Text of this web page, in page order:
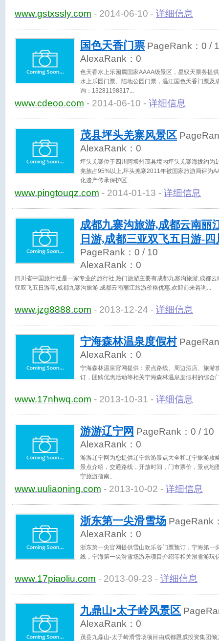
www.gstxssly.com - 2014-06-10 - 详细信息
国色天香门票 PageRank： 0 /
AlexaRank： 0
色天香水上乐园属国家AAAA级景区，星驭天票务提
水上乐园门票、陆地公园门票，温江国色天香门票及
询：13281198317
www.cdeoo.com - 2014-06-10 - 详细信息
茂县坪头羌寨风景区
AlexaRank： 0
坪头羌寨位于四川阿坝州茂县境内坪头羌寨海拔约
羌族占95%以上,坪头羌寨2011年被国家旅游局评为
化遗产传承保护区
www.pingtouqz.com - 2014-01-13 - 详细信息
成都九寨沟旅游,成都云南丽
日游,成都三亚双飞五日游-
PageRank： 0 / 10
AlexaRank： 0
四川省中国旅行社是一家专业的旅行社,热门旅游主要有成都九寨沟旅游,成都
亚双飞五日游等,成都九寨沟旅游,成都云南丽江旅游价格优惠,欢迎前来咨询
www.jzg8888.com - 2013-12-24 - 详细信息
宁海森林温泉度假村
AlexaRank： 0
宁海森林温泉官网提供：景点路线、周边酒店、旅游
订，团购优惠活动等相关宁海森林温泉度假村的综合
www.17nhwq.com - 2013-10-31 - 详细信息
游游辽宁网 PageRank： 0 / 10
AlexaRank： 0
游游辽宁网为您提供辽宁旅游景点大全和辽宁旅游攻
景点介绍，交通路线，开放时间，门市票价，景点地
宁旅游指南。
www.uuliaoning.com - 2013-10-02 - 详细信息
浙东第一尖滑雪场 PageRank
AlexaRank： 0
浙东第一尖官网提供雪山欢乐谷门票预订，宁海第一
线，宁海第一尖滑雪场游乐项目介绍等相关滑雪游玩
www.17piaoliu.com - 2013-09-23 - 详细信息
九鼎山•太子岭风景区
AlexaRank： 0
茂县九鼎山-太子岭滑雪场项目由成都恩威投资集团